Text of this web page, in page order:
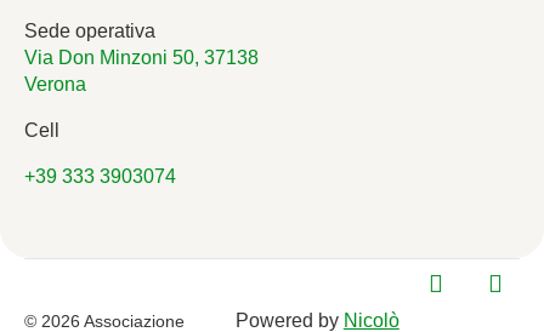
Sede operativa
Via Don Minzoni 50, 37138
Verona
Cell
+39 333 3903074
© 2026 Associazione Powered by Nicolò